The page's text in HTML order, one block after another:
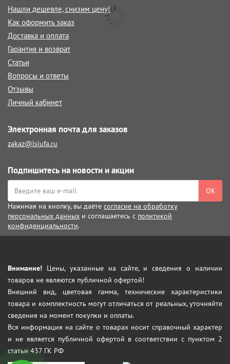
Нашли дешевле, снизим цену!
Как оформить заказ
Доставка и оплата
Гарантия и возврат
Статьи
Вопросы и ответы
Отзывы
Личный кабинет
Электронная почта для заказов
zakaz@lsiufa.ru
Подпишитесь на новости и акции
ОК
Нажимая на кнопку, вы даёте согласие на обработку
персональных данных и соглашаетесь с политикой
конфиденциальности.
Внимание! Цены, указанные на сайте, и сведения о наличии
товаров не являются публичной офертой!
Внешний вид, цветовая гамма, технические характеристики
товара и комплектность могут отличаться от реальных, уточняйте
сведения на момент покупки и оплаты.
Вся информация на сайте о товарах носит справочный характер
и не является публичной офертой в соответствии с пунктом 2
статьи 437 ГК РФ